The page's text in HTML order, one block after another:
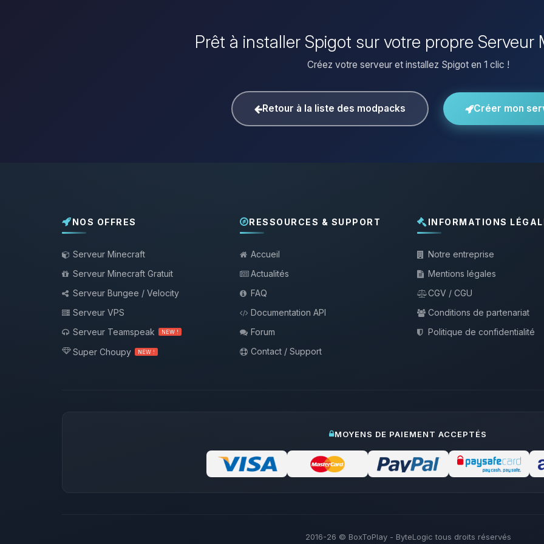
Prêt à installer Spigot sur votre propre Serveur
Créez votre serveur et installez Spigot en 1 clic !
Retour à la liste des modpacks Créer mon
NOS OFFRES
Serveur Minecraft
Serveur Minecraft Gratuit
Serveur Bungee / Velocity
Serveur VPS
Serveur Teamspeak
NEW !
Super Choupy NEW !
RESSOURCES & SUPPORT
Accueil
Actualités
FAQ
Documentation API
Forum
Contact / Support
INFORMATIONS
Notre entreprise
Mentions légales
CGV / CGU
Conditions de partenariat
Politique de confidentialité
MOYENS DE PAIEMENT ACCEPTÉS
2016-26 © BoxToPlay - ByteLogic tous droits réservés